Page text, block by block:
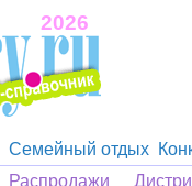
2026
Семейный отдых
Распродажи